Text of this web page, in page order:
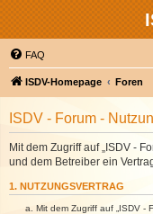
FAQ
ISDV-Homepage Foren
ISDV - Forum -
Mit dem Zugriff auf „ISDV -
und dem Betreiber ein
1. NUTZUNGSVERTRAG
Mit dem Zugriff auf „ISDV -